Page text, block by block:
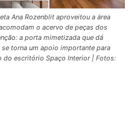
Ana Rozenblit aproveitou a área
o acervo de peças dos
a porta mimetizada que dá
torna um apoio importante para
do escritório Spaço Interior | Fotos: